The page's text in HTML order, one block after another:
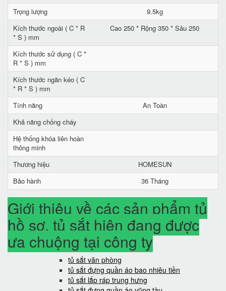
Trọng lượng
9.5kg
Kích thước ngoài ( C * R
* S ) mm
Cao 250 * Rộng 350 * Sâu 250
Kích thước sử dụng ( C *
R * S ) mm
Kích thước ngăn kéo ( C
* R * S ) mm
Tính năng
An Toàn
Khả năng chống cháy
Hệ thống khóa liên hoàn
thông minh
Thương hiệu
HOMESUN
Bảo hành
36 Tháng
Giới thiệu về các sản phẩm tủ
hồ sơ, tủ sắt hiện đang được
ưa chuộng tại công ty
tủ sắt văn phòng
tủ sắt đựng quần áo bao nhiêu tiền
tủ sắt lắp ráp trung hưng